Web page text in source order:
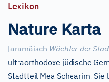
Lexikon
Nature Karta
[aramäisch Wächter der
ultraorthodoxe jüdische
Stadtteil Mea Schearim. Sie